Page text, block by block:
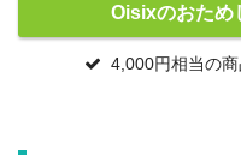
Oisixのおため
4,000円相当の